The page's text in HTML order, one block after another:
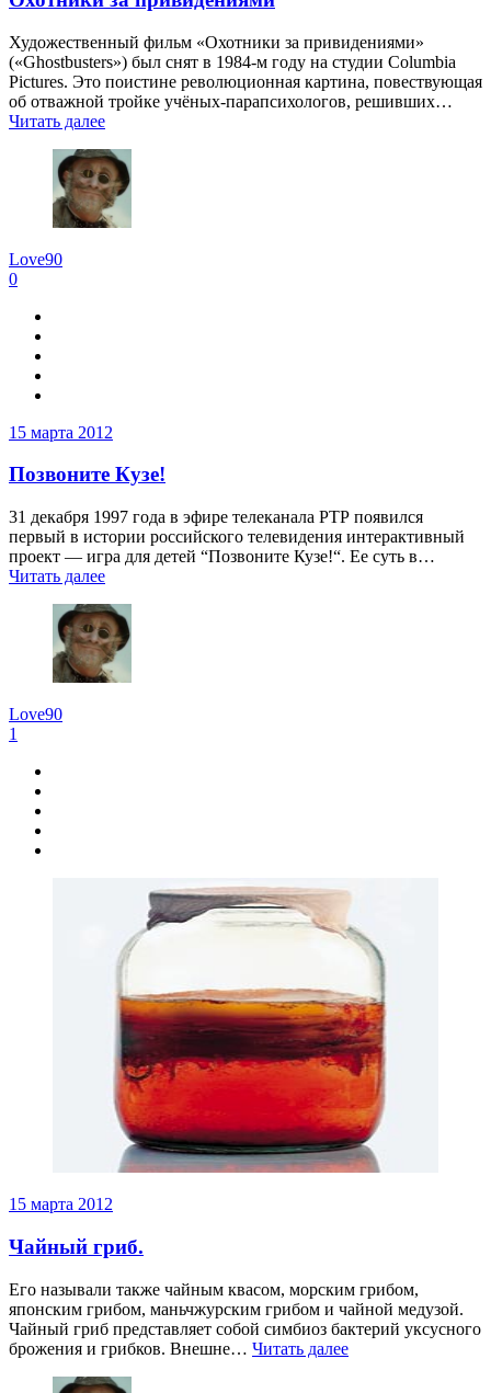
Художественный фильм «Охотники за привидениями»
(«Ghostbusters») был снят в 1984-м году на студии Columbia
Pictures. Это поистине революционная картина, повествующая
об отважной тройке учёных-парапсихологов, решивших…
Читать далее
Love90
0
15 марта 2012
Позвоните Кузе!
31 декабря 1997 года в эфире телеканала РТР появился
первый в истории российского телевидения интерактивный
проект — игра для детей “Позвоните Кузе!“. Ее суть в…
Читать далее
Love90
1
15 марта 2012
Чайный гриб.
Его называли также чайным квасом, морским грибом,
японским грибом, маньчжурским грибом и чайной медузой.
Чайный гриб представляет собой симбиоз бактерий уксусного
брожения и грибков. Внешне… Читать далее